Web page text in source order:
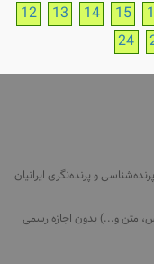
12
13 14 15
24
و پرنده‌نگری ایرانیان
(عکس، متن و...) بدون اجازه رسمی